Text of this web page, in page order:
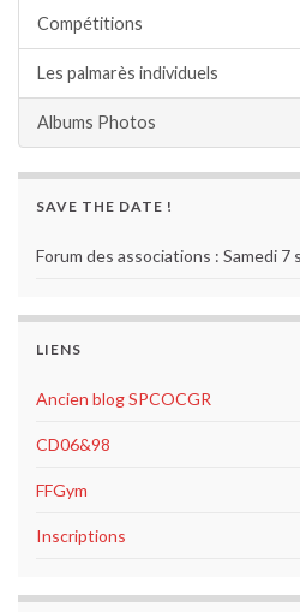
Compétitions
Les palmarès individuels
Albums Photos
SAVE THE DATE !
Forum des associations : Samedi
LIENS
Ancien blog SPCOCGR
CD06&98
FFGym
Inscriptions